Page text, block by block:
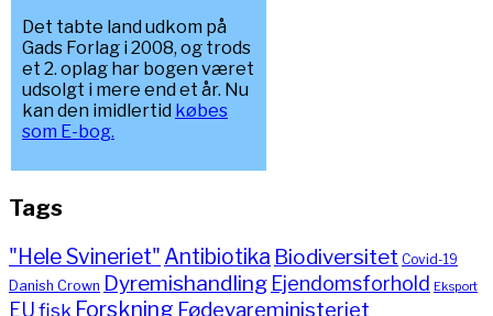
Det tabte land udkom på
Gads Forlag i 2008, og trods
et 2. oplag har bogen været
udsolgt i mere end et år. Nu
kan den imidlertid købes
som E-bog.
Tags
"Hele Svineriet" Antibiotika Biodiversitet Covid-19
Danish Crown Dyremishandling Ejendomsforhold Eksport
EUfisk Forskning Fødevareministeriet